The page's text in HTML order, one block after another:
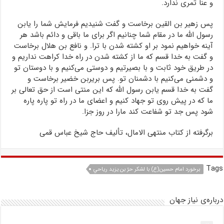
و عنا ثمری ندارد.
پس زهیر بن القین برخاست و گفت شنیدیم فرمایش شما را یابن
رسول الله ما در مقام شما چنانیم اگر برای ما باقی و دائم باشد هر
آینه خواهیم نمود بر او کشته شدن با ترا. و نافع بن هلال برخاست
و گفت به خدا قسم که ما از کشته شدن در راه خدا کراهت نداریم و
در طریق خود ثابت و با بصیرتیم و دوستی می‌کنیم و با دوستان تو
و دشمنی می‌کنیم با دشمنان تو. پس بریربن خضیر برخاست و
گفت به خدا قسم یابن رسول الله که این منتی است از حق تعالی بر
ما که در پیش روی تو جهاد کنیم و اعضای ما در راه تو پاره پاره
شود پس جد تو شفاعت کند مارا در روز جزا.
برگرفته از کتاب منتهی الامال، تألیف حاج شیخ عباس قمی
Tags برخورد امام حسين(ع) با لشکر حرّ بن يزيد رياحي
درباره‌ی نیاز جهان